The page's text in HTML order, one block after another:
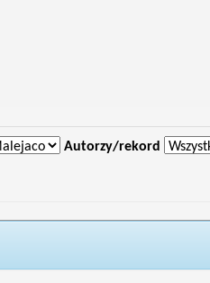
Autorzy/rekord